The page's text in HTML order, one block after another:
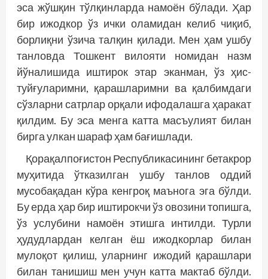
эса жўшқин тўлқинларда намоён бўлади. Ҳар
бир ижодкор ўз ички оламидан келиб чиқиб,
борлиқни ўзича талқин қилади. Мен ҳам ушбу
танловда Тошкент вилояти номидан назм
йўналишида иштирок этар эканман, ўз ҳис-
туйғуларимни, қарашларимни ва қалбимдаги
сўзларни сатрлар орқали ифодалашга ҳаракат
қилдим. Бу эса менга катта масъулият билан
бирга улкан шараф ҳам бағишлади.
Қорақалпоғистон Республикасининг бетакрор
муҳитида ўтказилган ушбу танлов оддий
мусобақадан кўра кенгроқ маънога эга бўлди.
Бу ерда ҳар бир иштирокчи ўз овозини топишга,
ўз услубини намоён этишга интилди. Турли
ҳудудлардан келган ёш ижодкорлар билан
мулоқот қилиш, уларнинг ижодий қарашлари
билан танишиш мен учун катта мактаб бўлди.